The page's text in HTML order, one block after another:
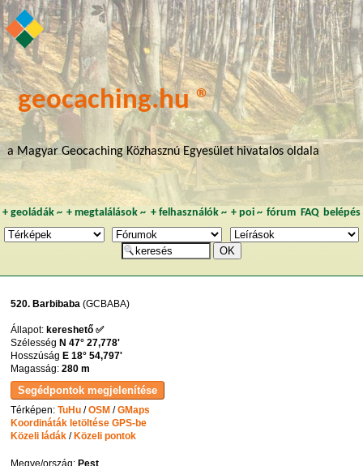
geocaching.hu ®
a Magyar Geocaching Közhasznú Egyesület hivatalos oldala
+ geoládák~ +megtalálások ~ + felhasználók~ + poi~ fórum FAQ belépés
520. Barbibaba (GCBABA)
Állapot: kereshető ✅
Szélesség N 47° 27,778'
Hosszúság E 18° 54,797'
Magasság:280 m
Térképen:TuHu /OSM /GMaps
Koordináták letöltése GPS-be
Közeli ládák / Közeli pontok